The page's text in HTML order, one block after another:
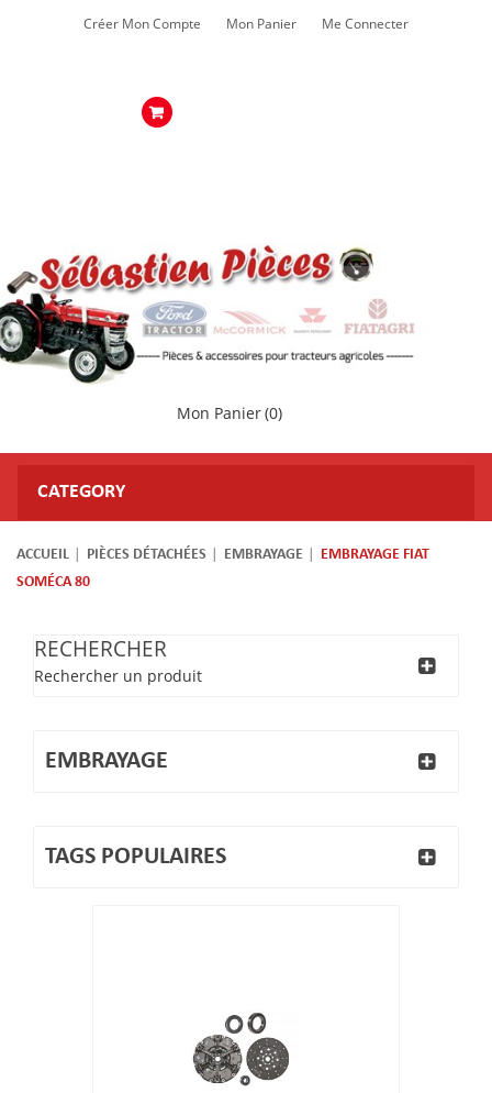
Créer Mon Compte Mon Panier Me Connecter
Mon Panier(0)
CATEGORY
ACCUEIL PIÈCES DÉTACHÉES EMBRAYAGE
EMBRAYAGE FIAT
SOMÉCA 80
RECHERCHER
Rechercher un produit
EMBRAYAGE
TAGS POPULAIRES